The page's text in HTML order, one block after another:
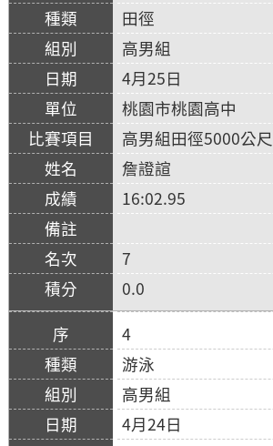
田徑
高男組
4月25日
桃園市桃園高中
高男組田徑5000公尺
詹證諠
16:02.95
7
0.0
4
游泳
高男組
4月24日